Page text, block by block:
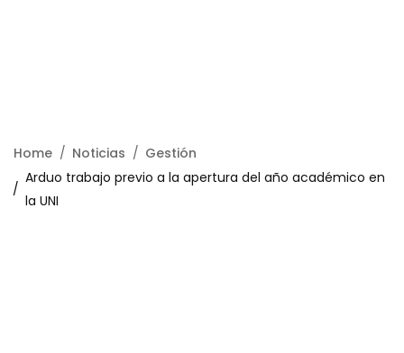
Home Noticias
Gestión
Arduo trabajo previo a la apertura del año académico en
la UNI